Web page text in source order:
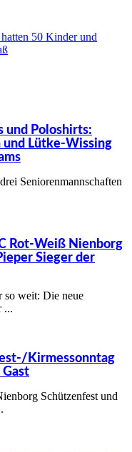
50 Kinder und
und Poloshirts:
und Lütke-Wissing
Seniorenmannschaften
Rot-Weiß Nienborg
Sieger der
so weit: Die neue
...
Kirmessonntag
Gast
Schützenfest und